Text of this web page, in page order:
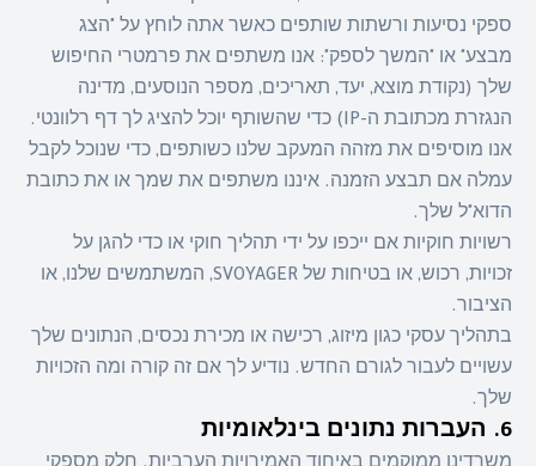
ספקי נסיעות ורשתות שותפים כאשר אתה לוחץ על "הצג
מבצע" או "המשך לספק": אנו משתפים את פרמטרי החיפוש
שלך (נקודת מוצא, יעד, תאריכים, מספר הנוסעים, מדינה
הנגזרת מכתובת ה-IP) כדי שהשותף יוכל להציג לך דף רלוונטי.
אנו מוסיפים את מזהה המעקב שלנו כשותפים, כדי שנוכל לקבל
עמלה אם תבצע הזמנה. איננו משתפים את שמך או את כתובת
הדוא"ל שלך.
רשויות חוקיות אם ייכפו על ידי תהליך חוקי או כדי להגן על
זכויות, רכוש, או בטיחות של SVOYAGER, המשתמשים שלנו, או
הציבור.
בתהליך עסקי כגון מיזוג, רכישה או מכירת נכסים, הנתונים שלך
עשויים לעבור לגורם החדש. נודיע לך אם זה קורה ומה הזכויות
שלך.
6. העברות נתונים בינלאומיות